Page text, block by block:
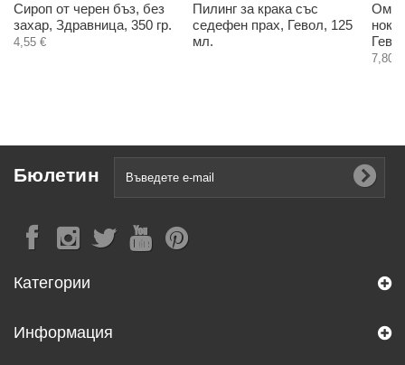
Сироп от черен бъз, без
захар, Здравница, 350 гр.
4,55 €
Пилинг за крака със
седефен прах, Гевол, 125
мл.
7,80 €
Бюлетин
Категории
Информация